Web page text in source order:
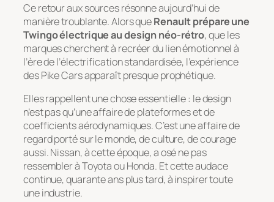
Ce retour aux sources résonne aujourd’hui de
manière troublante. Alors queRenault prépare une
Twingo électrique au design néo-rétro, que les
marques cherchent à recréer du lien émotionnel à
l’ère de l’électrification standardisée, l’expérience
des Pike Cars apparaît presque prophétique.
Elles rappellent une chose essentielle : le design
n’est pas qu’une affaire de plateformes et de
coefficients aérodynamiques. C’est une affaire de
regard porté sur le monde, de culture, de courage
aussi. Nissan, à cette époque, a osé ne pas
ressembler à Toyota ou Honda. Et cette audace
continue, quarante ans plus tard, à inspirer toute
une industrie.